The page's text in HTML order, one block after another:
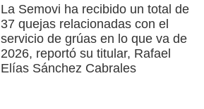
La Semovi ha recibido un total de
37 quejas relacionadas con el
servicio de grúas en lo que va de
2026, reportó su titular, Rafael
Elías Sánchez Cabrales